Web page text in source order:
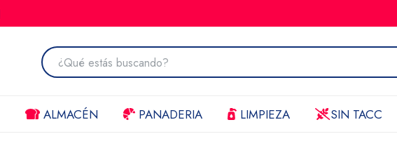
ALMACÉN PANADERIA LIMPIEZA SIN TACC